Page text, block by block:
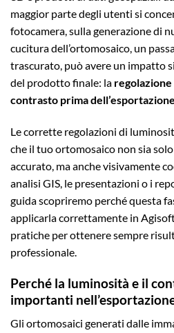
maggior parte degli utenti si
fotocamera, sulla generazione di
cucitura dell’ortomosaico, un
trascurato, può avere un impatto
del prodotto finale: la
contrasto prima dell’esportazione
Le corrette regolazioni di
che il tuo ortomosaico non sia
accurato, ma anche visivamente
analisi GIS, le presentazioni o i
guida scopriremo perché questa
applicarla correttamente in
pratiche per ottenere sempre
professionale.
Perché la luminosità e il
importanti
Gli ortomosaici generati dalle